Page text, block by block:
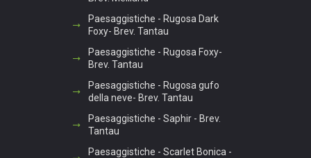
Paesaggistiche - Rugosa Dark
Foxy- Brev. Tantau
Paesaggistiche - Rugosa Foxy-
Brev. Tantau
Paesaggistiche - Rugosa gufo
della neve- Brev. Tantau
Paesaggistiche - Saphir - Brev.
Tantau
Paesaggistiche - Scarlet Bonica -